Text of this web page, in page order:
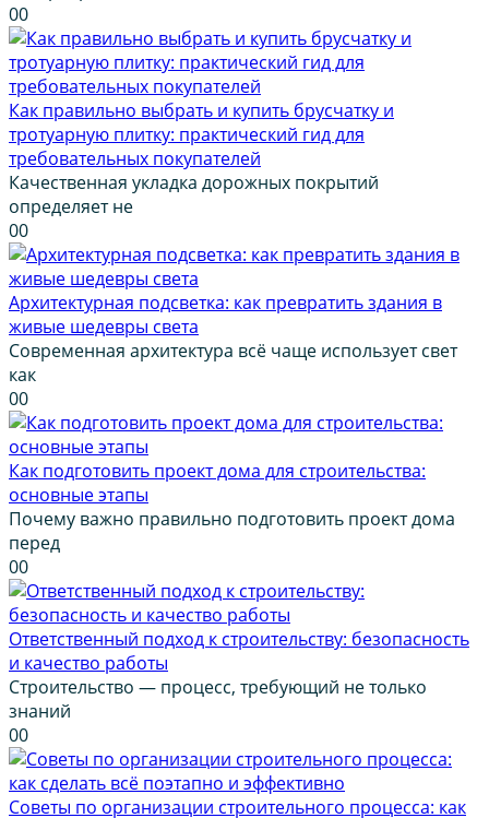
00
Как правильно выбрать и купить брусчатку и
тротуарную плитку: практический гид для
требовательных покупателей
Качественная укладка дорожных покрытий
определяет не
00
Архитектурная подсветка: как превратить здания в
живые шедевры света
Современная архитектура всё чаще использует свет
как
00
Как подготовить проект дома для строительства:
основные этапы
Почему важно правильно подготовить проект дома
перед
00
Ответственный подход к строительству: безопасность
и качество работы
Строительство — процесс, требующий не только
знаний
00
Советы по организации строительного процесса: как